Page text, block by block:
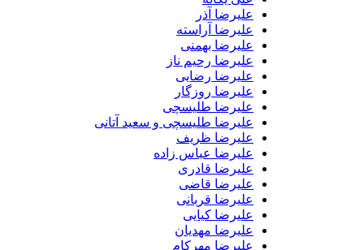
علیرضا آذر
علیرضا آراسته
علیرضا بهمنی
علیرضا رحیم ناز
علیرضا رضایی
علیرضا روزگار
علیرضا طلیسچی
علیرضا طلیسچی و سعید آتانی
علیرضا ظریف
علیرضا عباس زاده
علیرضا قادری
علیرضا قاضی
علیرضا قربانی
علیرضا کیایی
علیرضا مهدیان
علیرضا مهرکام